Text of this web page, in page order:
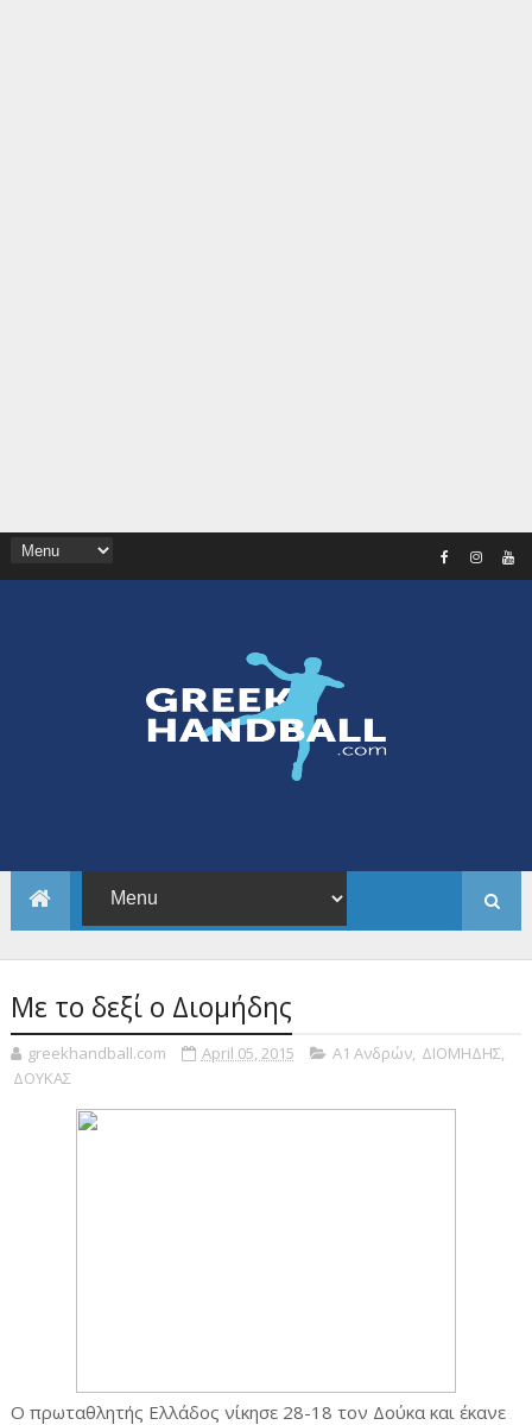
Με το δεξί ο Διομήδης
greekhandball.com April 05, 2015 Α1 Ανδρών, ΔΙΟΜΗΔΗΣ,
ΔΟΥΚΑΣ
Ο πρωταθλητής Ελλάδος νίκησε 28-18 τον Δούκα και έκανε